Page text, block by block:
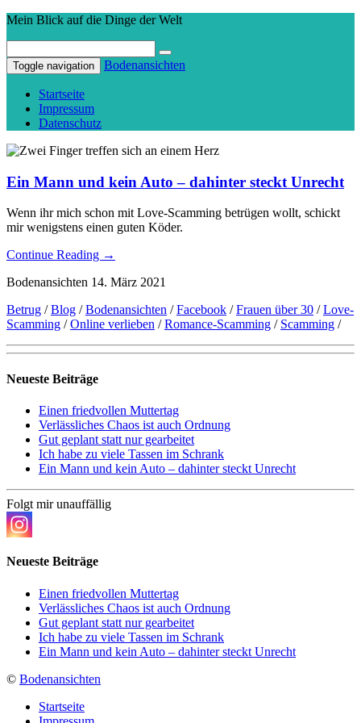
Mein Blick auf die Dinge der Welt
Toggle navigation Bodenansichten
Startseite
Impressum
Datenschutz
Ein Mann und kein Auto – dahinter steckt Unrecht
Wenn ihr mich schon mit Love-Scamming betrügen wollt, schickt
mir wenigstens einen guten Köder.
Continue Reading →
Bodenansichten 14. März 2021
Betrug /Blog /Bodenansichten /Facebook /Frauen über 30 /Love-
Scamming /Online verlieben /Romance-Scamming / Scamming /
Neueste Beiträge
Einen friedvollen Muttertag
Verlässliches Chaos ist auch Ordnung
Gut geplant statt nur gearbeitet
Ich habe zu viele Tassen im Schrank
Ein Mann und kein Auto – dahinter steckt Unrecht
Folgt mir unauffällig
Neueste Beiträge
Einen friedvollen Muttertag
Verlässliches Chaos ist auch Ordnung
Gut geplant statt nur gearbeitet
Ich habe zu viele Tassen im Schrank
Ein Mann und kein Auto – dahinter steckt Unrecht
© Bodenansichten
Startseite